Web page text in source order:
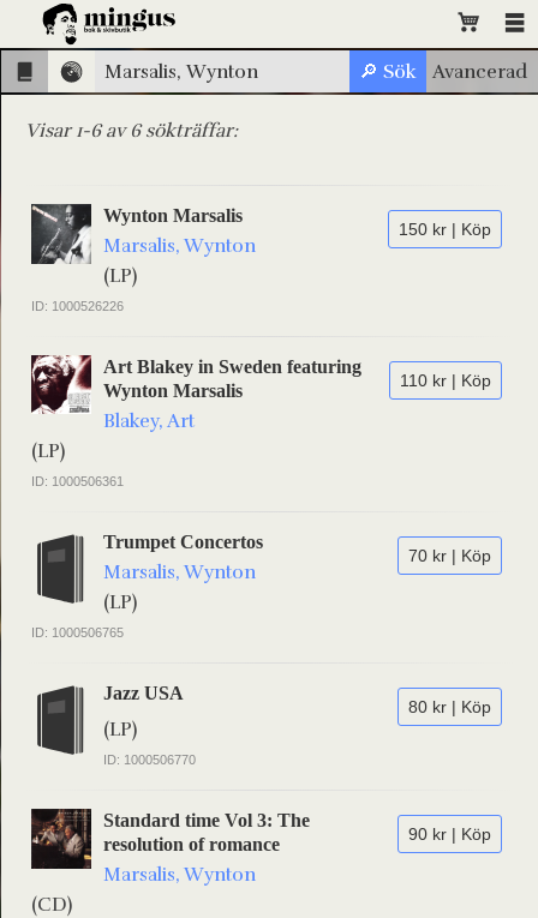
Visar 1-6 av 6 sökträffar:
150 kr | Köp
Wynton Marsalis
Marsalis, Wynton
(LP)
ID: 1000526226
110 kr | Köp
Art Blakey in Sweden featuring
Wynton Marsalis
Blakey, Art
(LP)
ID: 1000506361
70 kr | Köp
Trumpet Concertos
Marsalis, Wynton
(LP)
ID: 1000506765
80 kr | Köp
Jazz USA
(LP)
ID: 1000506770
90 kr | Köp
Standard time Vol 3: The
resolution of romance
Marsalis, Wynton
(CD)